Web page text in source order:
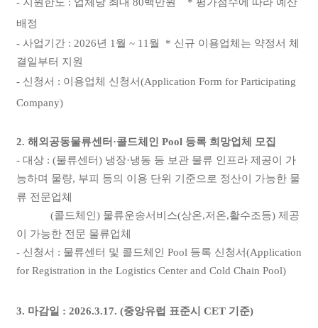
배정
- 사업기간 : 2026년 1월 ~ 11월 * 신규 이용업체는 약정서 체
결일부터 지원
- 신청서 : 이용업체 신청서(Application Form for Participating
Company)
2. 해외공동물류센터·콜드체인 Pool 등록 희망업체 모집
- 대상 : (물류센터) 냉장·냉동 등 보관 물류 인프라 제공이 가
능하며 물량, 부피 등의 이용 단위 기준으로 정산이 가능한 물
류 전문업체
(콜드체인) 물류운송서비스(상온,저온,활수조등) 제공
이 가능한 전문 물류업체
- 신청서 : 물류센터 및 콜드체인 Pool 등록 신청서(Application
for Registration in the Logistics Center and Cold Chain Pool)
3. 마감일 : 2026.3.17. (중앙유럽 표준시 CET 기준)